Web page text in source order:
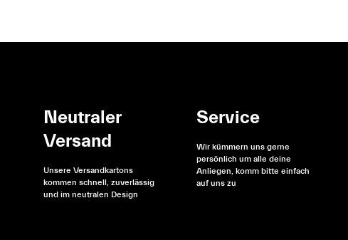
Neutraler
Versand
Unsere Versandkartons
kommen schnell, zuverlässig
und im neutralen Design
Service
Wir kümmern uns gerne
persönlich um alle deine
Anliegen, komm bitte einfach
auf uns zu